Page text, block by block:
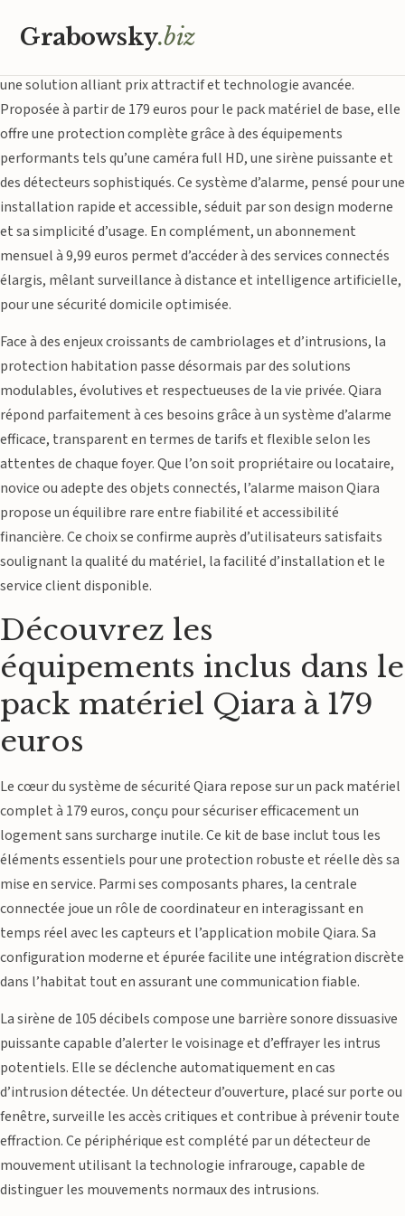
Grabowsky.biz
nombreuses familles en quête de tranquillité. Sur un marché en
une solution alliant prix attractif et technologie avancée.
Proposée à partir de 179 euros pour le pack matériel de base, elle
offre une protection complète grâce à des équipements
performants tels qu’une caméra full HD, une sirène puissante et
des détecteurs sophistiqués. Ce système d’alarme, pensé pour une
installation rapide et accessible, séduit par son design moderne
et sa simplicité d’usage. En complément, un abonnement
mensuel à 9,99 euros permet d’accéder à des services connectés
élargis, mêlant surveillance à distance et intelligence artificielle,
pour une sécurité domicile optimisée.
Face à des enjeux croissants de cambriolages et d’intrusions, la
protection habitation passe désormais par des solutions
modulables, évolutives et respectueuses de la vie privée. Qiara
répond parfaitement à ces besoins grâce à un système d’alarme
efficace, transparent en termes de tarifs et flexible selon les
attentes de chaque foyer. Que l’on soit propriétaire ou locataire,
novice ou adepte des objets connectés, l’alarme maison Qiara
propose un équilibre rare entre fiabilité et accessibilité
financière. Ce choix se confirme auprès d’utilisateurs satisfaits
soulignant la qualité du matériel, la facilité d’installation et le
service client disponible.
Découvrez les
équipements inclus dans le
pack matériel Qiara à 179
euros
Le cœur du système de sécurité Qiara repose sur un pack matériel
complet à 179 euros, conçu pour sécuriser efficacement un
logement sans surcharge inutile. Ce kit de base inclut tous les
éléments essentiels pour une protection robuste et réelle dès sa
mise en service. Parmi ses composants phares, la centrale
connectée joue un rôle de coordinateur en interagissant en
temps réel avec les capteurs et l’application mobile Qiara. Sa
configuration moderne et épurée facilite une intégration discrète
dans l’habitat tout en assurant une communication fiable.
La sirène de 105 décibels compose une barrière sonore dissuasive
puissante capable d’alerter le voisinage et d’effrayer les intrus
potentiels. Elle se déclenche automatiquement en cas
d’intrusion détectée. Un détecteur d’ouverture, placé sur porte ou
fenêtre, surveille les accès critiques et contribue à prévenir toute
effraction. Ce périphérique est complété par un détecteur de
mouvement utilisant la technologie infrarouge, capable de
distinguer les mouvements normaux des intrusions.